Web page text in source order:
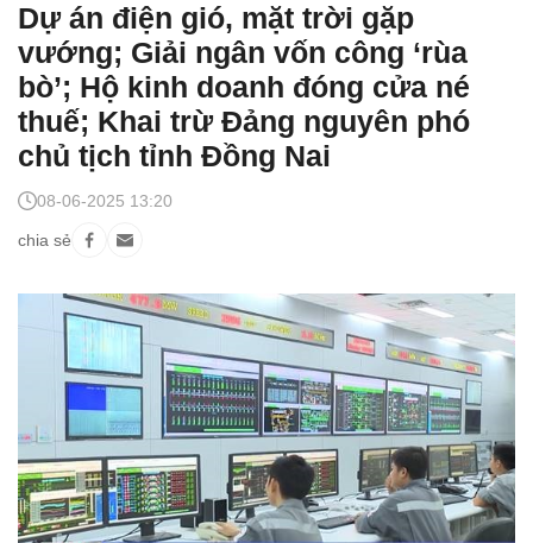
Dự án điện gió, mặt trời gặp
vướng; Giải ngân vốn công ‘rùa
bò’; Hộ kinh doanh đóng cửa né
thuế; Khai trừ Đảng nguyên phó
chủ tịch tỉnh Đồng Nai
chia sẻ
08-06-2025 13:20